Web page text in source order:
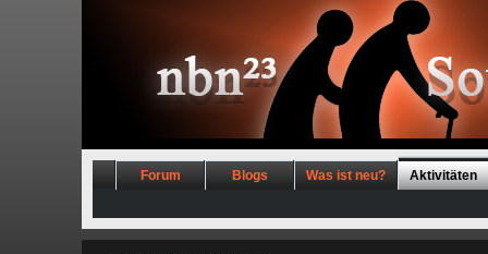
Forum Blogs Was ist neu? Aktivitäten